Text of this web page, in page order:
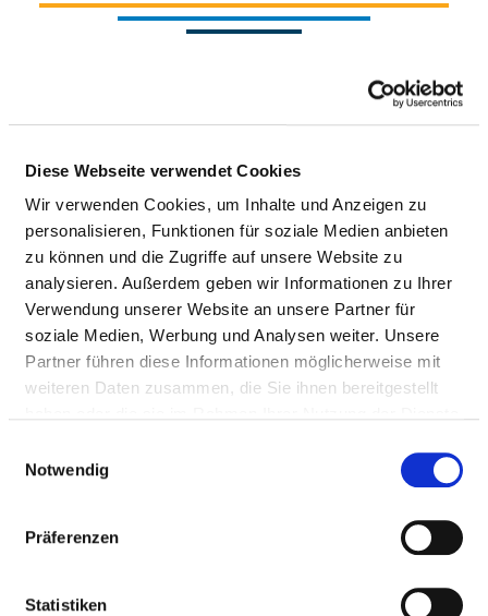
Diese Webseite verwendet Cookies
Wir verwenden Cookies, um Inhalte und Anzeigen zu
personalisieren, Funktionen für soziale Medien anbieten
zu können und die Zugriffe auf unsere Website zu
analysieren. Außerdem geben wir Informationen zu Ihrer
Verwendung unserer Website an unsere Partner für
soziale Medien, Werbung und Analysen weiter. Unsere
Partner führen diese Informationen möglicherweise mit
weiteren Daten zusammen, die Sie ihnen bereitgestellt
Notwendig
Präferenzen
Statistiken
Passend dazu:
Pflegepersonal
Therapeutisches Personal
ÄRZTE UND ÄRZTINNEN
Personelle Ausstattung der Fachabteilung mit
Ärztinnen und Ärzten. Mitarbeitende, die nicht
erfasst.
ÄRZTE UND ÄRZTINNEN INSGESAMT (OHNE